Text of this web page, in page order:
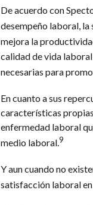
De acuerdo con
desempeño laboral, la
mejora la
calidad de vida
necesarias para
En cuanto a sus
características
enfermedad laboral
medio laboral.9
Y aun cuando no
satisfacción laboral